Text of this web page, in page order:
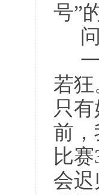
号”
若
只
前，
比
会